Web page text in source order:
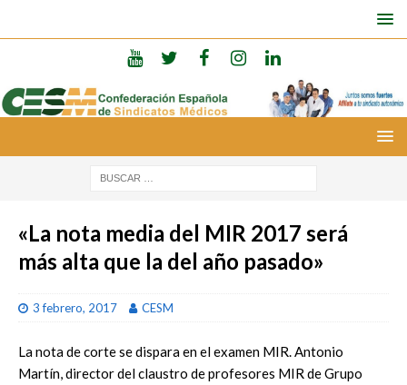
«La nota media del MIR 2017 será
más alta que la del año pasado»
3 febrero, 2017 CESM
La nota de corte se dispara en el examen MIR. Antonio
Martín, director del claustro de profesores MIR de Grupo